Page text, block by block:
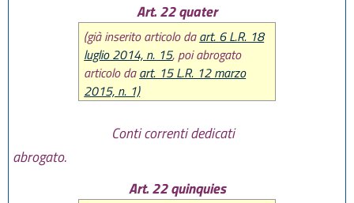
Art. 22 quater
(già inserito articolo daart. 6 L.R. 18
luglio 2014, n. 15, poi abrogato
articolo daart. 15 L.R. 12 marzo
2015, n. 1)
Conti correnti dedicati
abrogato.
Art. 22 quinquies